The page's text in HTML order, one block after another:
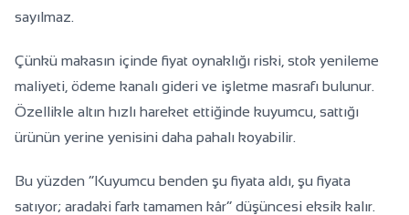
sayılmaz.
Çünkü makasın içinde fiyat oynaklığı riski, stok yenileme
maliyeti, ödeme kanalı gideri ve işletme masrafı bulunur.
Özellikle altın hızlı hareket ettiğinde kuyumcu, sattığı
ürünün yerine yenisini daha pahalı koyabilir.
Bu yüzden “Kuyumcu benden şu fiyata aldı, şu fiyata
satıyor; aradaki fark tamamen kâr” düşüncesi eksik kalır.